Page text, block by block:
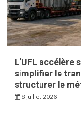
L’UFL accélère
simplifier le
structurer le
8 juillet 2026